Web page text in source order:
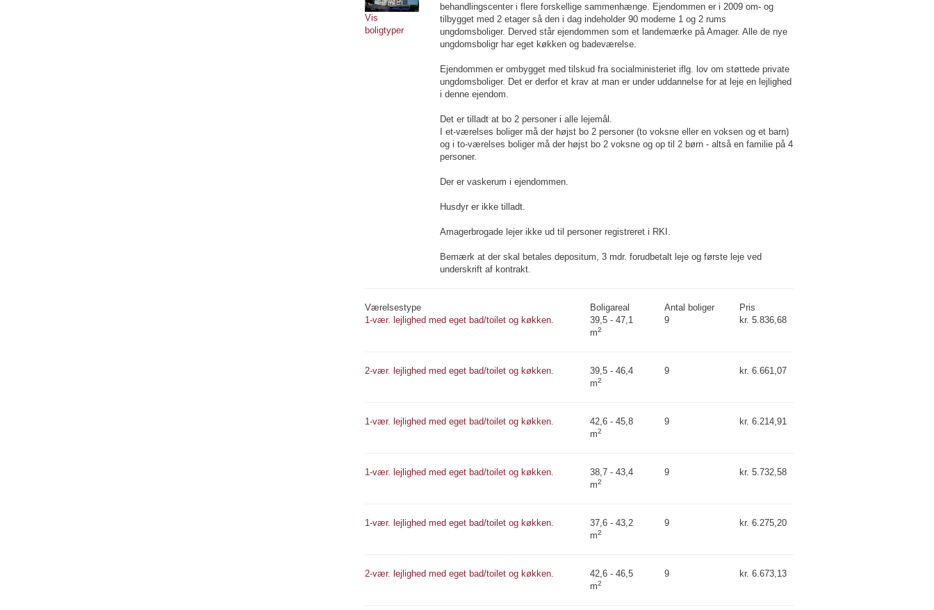
Vis
boligtyper
behandlingscenter i flere forskellige sammenhænge. Ejendommen er i 2009 om- og
tilbygget med 2 etager så den i dag indeholder 90 moderne 1 og 2 rums
ungdomsboliger. Derved står ejendommen som et landemærke på Amager. Alle de nye
ungdomsboligr har eget køkken og badeværelse.
Ejendommen er ombygget med tilskud fra socialministeriet iflg. lov om støttede private
ungdomsboliger. Det er derfor et krav at man er under uddannelse for at leje en lejlighed
i denne ejendom.
Det er tilladt at bo 2 personer i alle lejemål.
I et-værelses boliger må der højst bo 2 personer (to voksne eller en voksen og et barn)
og i to-værelses boliger må der højst bo 2 voksne og op til 2 børn - altså en familie på 4
personer.
Der er vaskerum i ejendommen.
Husdyr er ikke tilladt.
Amagerbrogade lejer ikke ud til personer registreret i RKI.
Bemærk at der skal betales depositum, 3 mdr. forudbetalt leje og første leje ved
underskrift af kontrakt.
Værelsestype Boligareal Antal boliger
Pris
1-vær. lejlighed med eget bad/toilet og køkken.
39,5 - 47,1
m2
9 kr. 5.836,68
2-vær. lejlighed med eget bad/toilet og køkken.
39,5 - 46,4
m2
9 kr. 6.661,07
1-vær. lejlighed med eget bad/toilet og køkken.
42,6 - 45,8
m2
9 kr. 6.214,91
1-vær. lejlighed med eget bad/toilet og køkken.
38,7 - 43,4
m2
9 kr. 5.732,58
1-vær. lejlighed med eget bad/toilet og køkken.
37,6 - 43,2
m2
9 kr. 6.275,20
2-vær. lejlighed med eget bad/toilet og køkken.
42,6 - 46,5
m2
9 kr. 6.673,13